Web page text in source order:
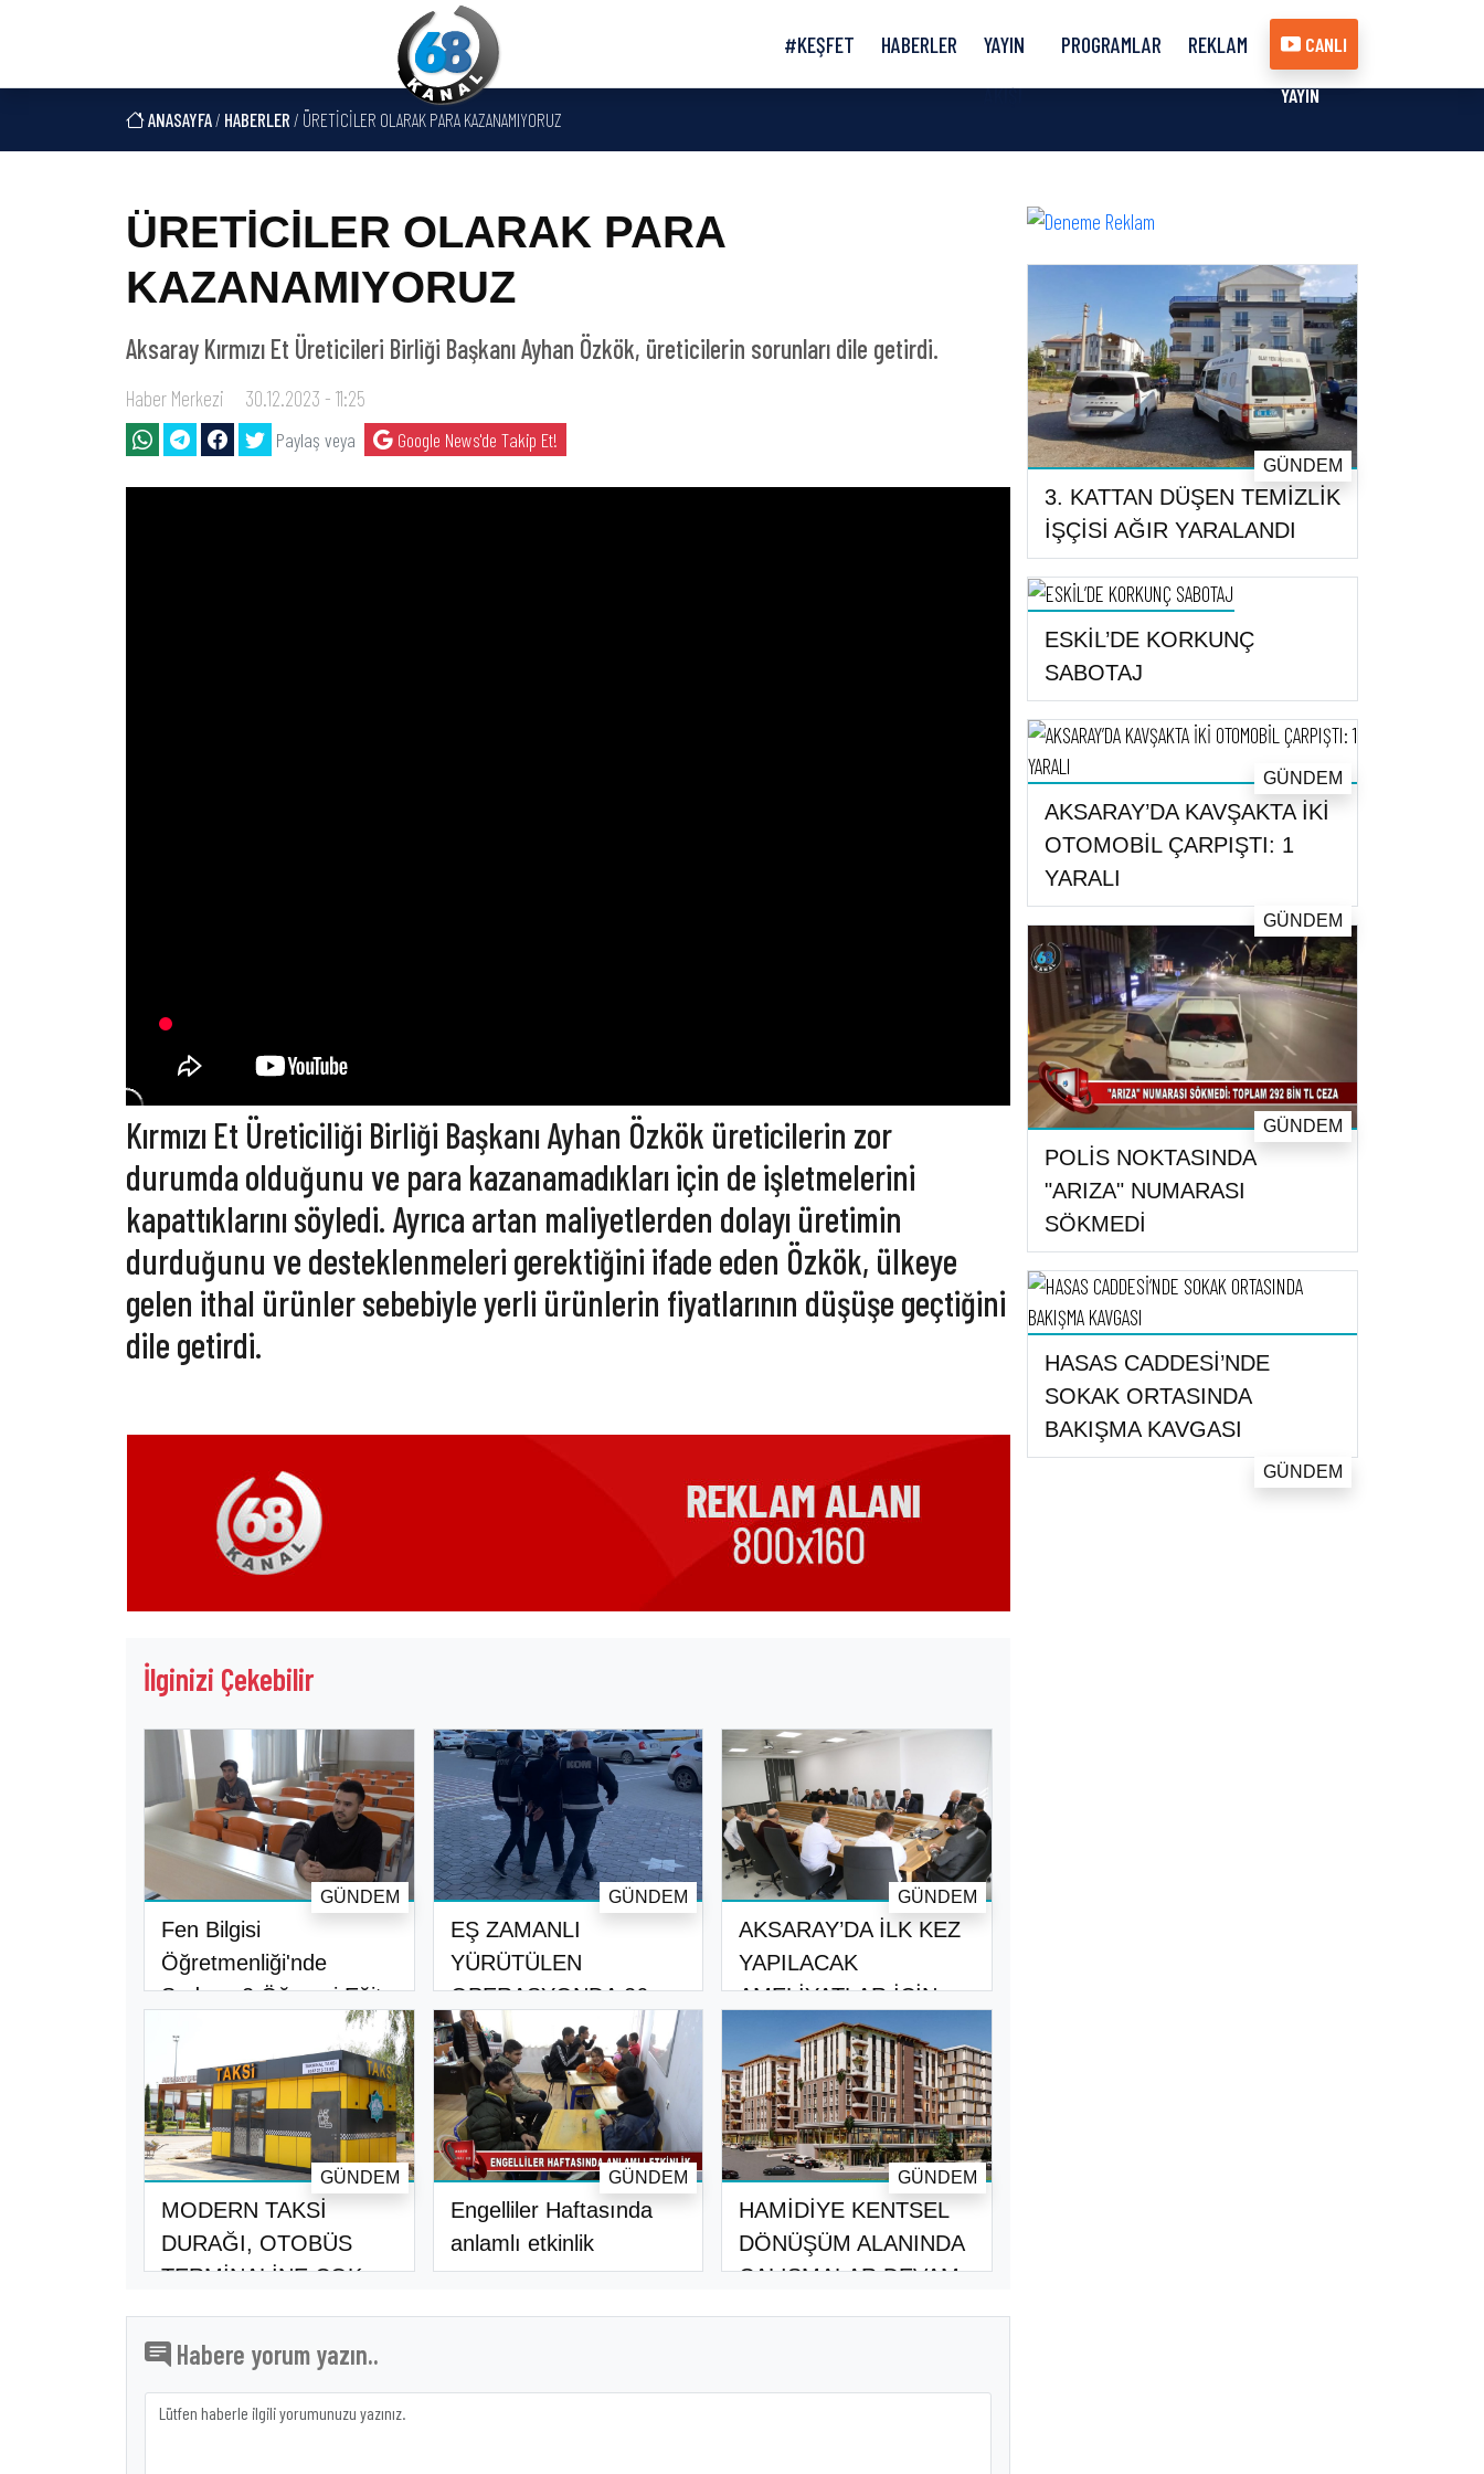
#KEŞFET HABERLER
YAYIN
AKIŞI
PROGRAMLAR REKLAM CANLI
YAYIN
ANASAYFA/ HABERLER / ÜRETİCİLER OLARAK PARA KAZANAMIYORUZ
ÜRETİCİLER OLARAK PARA
KAZANAMIYORUZ
Aksaray Kırmızı Et Üreticileri Birliği Başkanı Ayhan Özkök, üreticilerin sorunları dile getirdi.
Haber Merkezi 30.12.2023 - 11:25
Paylaş veya Google News'de Takip Et!
Kırmızı Et Üreticiliği Birliği Başkanı Ayhan Özkök üreticilerin zor
durumda olduğunu ve para kazanamadıkları için de işletmelerini
kapattıklarını söyledi. Ayrıca artan maliyetlerden dolayı üretimin
durduğunu ve desteklenmeleri gerektiğini ifade eden Özkök, ülkeye
gelen ithal ürünler sebebiyle yerli ürünlerin fiyatlarının düşüşe geçtiğini
dile getirdi.
İlginizi Çekebilir
Fen Bilgisi
Öğretmenliği'nde
Sadece 2 Öğrenci Eğit..
GÜNDEM
EŞ ZAMANLI
YÜRÜTÜLEN
OPERASYONDA 26
KİŞİ TUTUKLAND..
GÜNDEM
AKSARAY’DA İLK KEZ
YAPILACAK
AMELİYATLAR İÇİN
KURS..
GÜNDEM
MODERN TAKSİ
DURAĞI, OTOBÜS
TERMİNALİNE ÇOK
GÜNDEM
Engelliler Haftasında
anlamlı etkinlik
GÜNDEM
HAMİDİYE KENTSEL
DÖNÜŞÜM ALANINDA
ÇALIŞMALAR DEVAM..
GÜNDEM
Habere yorum yazın..
3. KATTAN DÜŞEN TEMİZLİK
İŞÇİSİ AĞIR YARALANDI
GÜNDEM
ESKİL’DE KORKUNÇ
SABOTAJ
GÜNDEM
AKSARAY’DA KAVŞAKTA İKİ
OTOMOBİL ÇARPIŞTI: 1
YARALI
GÜNDEM
POLİS NOKTASINDA
"ARIZA" NUMARASI
SÖKMEDİ
GÜNDEM
HASAS CADDESİ’NDE
SOKAK ORTASINDA
BAKIŞMA KAVGASI
GÜNDEM